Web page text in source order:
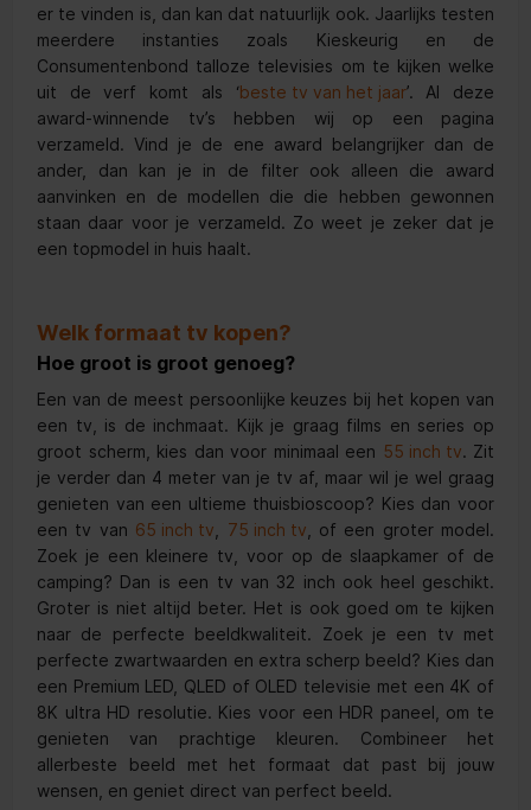
er te vinden is, dan kan dat natuurlijk ook. Jaarlijks testen
meerdere instanties zoals Kieskeurig en de
Consumentenbond talloze televisies om te kijken welke
uit de verf komt als ‘beste tv van het jaar’. Al deze
award-winnende tv’s hebben wij op een pagina
verzameld. Vind je de ene award belangrijker dan de
ander, dan kan je in de filter ook alleen die award
aanvinken en de modellen die die hebben gewonnen
staan daar voor je verzameld. Zo weet je zeker dat je
een topmodel in huis haalt.
Welk formaat tv kopen?
Hoe groot is groot genoeg?
Een van de meest persoonlijke keuzes bij het kopen van
een tv, is de inchmaat. Kijk je graag films en series op
groot scherm, kies dan voor minimaal een 55 inch tv. Zit
je verder dan 4 meter van je tv af, maar wil je wel graag
genieten van een ultieme thuisbioscoop? Kies dan voor
een tv van 65 inch tv, 75 inch tv, of een groter model.
Zoek je een kleinere tv, voor op de slaapkamer of de
camping? Dan is een tv van 32 inch ook heel geschikt.
Groter is niet altijd beter. Het is ook goed om te kijken
naar de perfecte beeldkwaliteit. Zoek je een tv met
perfecte zwartwaarden en extra scherp beeld? Kies dan
een Premium LED, QLED of OLED televisie met een 4K of
8K ultra HD resolutie. Kies voor een HDR paneel, om te
genieten van prachtige kleuren. Combineer het
allerbeste beeld met het formaat dat past bij jouw
wensen, en geniet direct van perfect beeld.